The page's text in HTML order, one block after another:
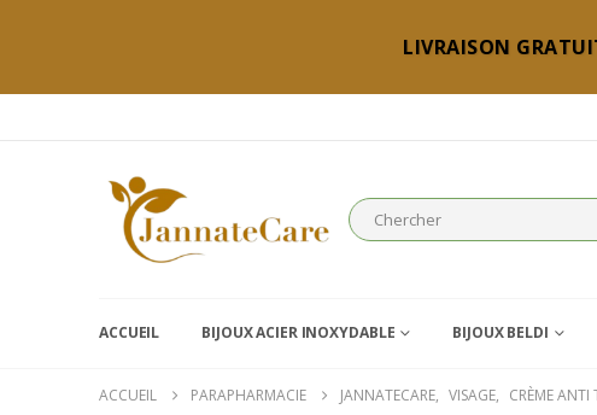
LIVRAISON
ACCUEIL BIJOUX ACIER INOXYDABLE BIJOUX BELDI
ACCUEIL PARAPHARMACIE JANNATECARE, VISAGE, CRÈME ANTI